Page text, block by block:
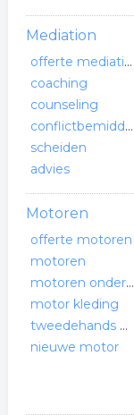
Mediation
offerte mediation
coaching
counseling
conflictbemiddeling
scheiden
advies
Motoren
offerte motoren
motoren
motoren onderdelen
motor kleding
tweedehands motor
nieuwe motor